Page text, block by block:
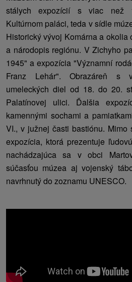
stálych expozícií s viac než
Kultúrnom paláci, teda v sídle
Historický vývoj Komárna a okolia
a národopis regiónu. V Zichyho
1945" a expozícia "Významní
Franz Lehár". Obrazáreň s
umeleckých diel od 18. do 20.
Palatínovej ulici. Ďalšia
kamennými sochami a
VI., v južnej časti bastiónu.
expozícia, ktorá prezentuje
nachádzajúca sa v obci
súčasťou múzea aj vojenský
navrhnutý do zoznamu UNESCO.